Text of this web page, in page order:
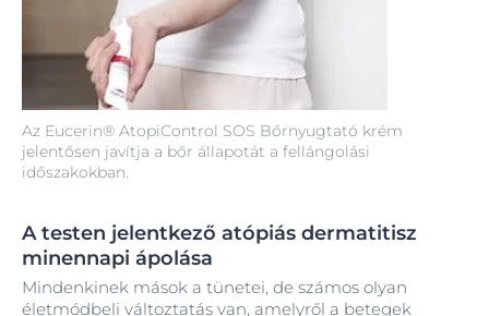
Az Eucerin® AtopiControl SOS Bőrnyugtató krém
jelentősen javítja a bőr állapotát a fellángolási
időszakokban.
A testen jelentkező atópiás dermatitisz
minennapi ápolása
Mindenkinek mások a tünetei, de számos olyan
életmódbeli változtatás van, amelyről a betegek